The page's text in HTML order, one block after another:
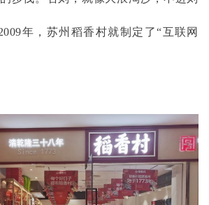
年，苏州稻香村就制定了“互联网